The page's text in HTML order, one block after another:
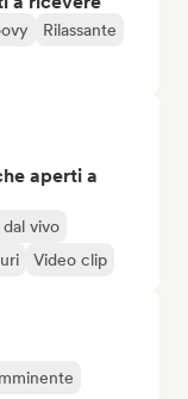
Rilassante
aperti a
vivo
Video clip